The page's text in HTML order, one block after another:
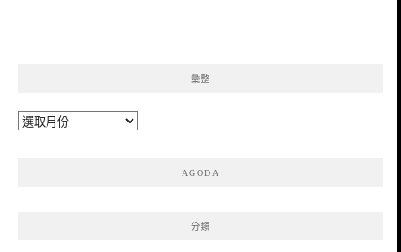
彙整
彙
AGODA
分類